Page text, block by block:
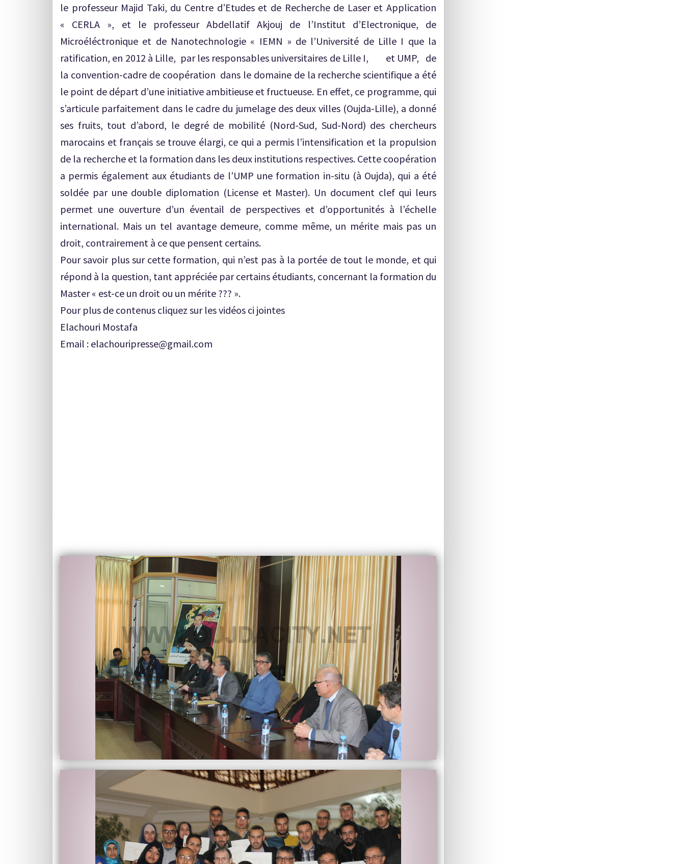
le professeur Majid Taki, du Centre d’Etudes et de Recherche de Laser et Application
« CERLA », et le professeur Abdellatif Akjouj de l’Institut d’Electronique, de
Microéléctronique et de Nanotechnologie « IEMN » de l’Université de Lille I que la
ratification, en 2012 à Lille, par les responsables universitaires de Lille I, et UMP, de
la convention-cadre de coopération dans le domaine de la recherche scientifique a été
le point de départ d’une initiative ambitieuse et fructueuse. En effet, ce programme, qui
s’articule parfaitement dans le cadre du jumelage des deux villes (Oujda-Lille), a donné
ses fruits, tout d’abord, le degré de mobilité (Nord-Sud, Sud-Nord) des chercheurs
marocains et français se trouve élargi, ce qui a permis l’intensification et la propulsion
de la recherche et la formation dans les deux institutions respectives. Cette coopération
a permis également aux étudiants de l’UMP une formation in-situ (à Oujda), qui a été
soldée par une double diplomation (License et Master). Un document clef qui leurs
permet une ouverture d’un éventail de perspectives et d’opportunités à l’échelle
international. Mais un tel avantage demeure, comme même, un mérite mais pas un
droit, contrairement à ce que pensent certains.
Pour savoir plus sur cette formation, qui n’est pas à la portée de tout le monde, et qui
répond à la question, tant appréciée par certains étudiants, concernant la formation du
Master « est-ce un droit ou un mérite ??? ».
Pour plus de contenus cliquez sur les vidéos ci jointes
Elachouri Mostafa
Email : elachouripresse@gmail.com